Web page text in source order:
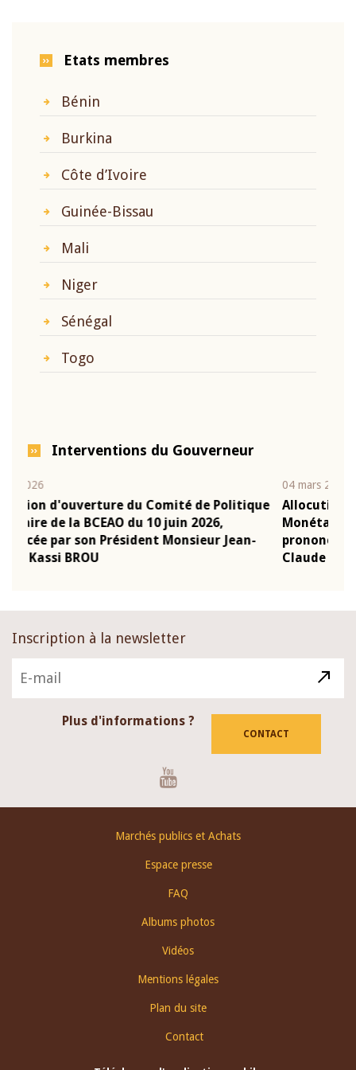
Etats membres
Bénin
Burkina
Côte d’Ivoire
Guinée-Bissau
Mali
Niger
Sénégal
Togo
Interventions du Gouverneur
Allocution d'ouverture du Comité de Politique
Monétaire de la BCEAO du 4 mars 2026,
prononcée par son Président Monsieur Jean-
Claude Kassi BROU
Inscription à la newsletter
Plus d'informations ?
CONTACT
Marchés publics et Achats
Espace presse
FAQ
Albums photos
Vidéos
Mentions légales
Plan du site
Contact